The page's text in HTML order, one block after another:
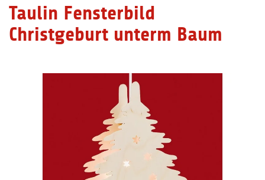
Taulin Fensterbild
Christgeburt unterm Baum